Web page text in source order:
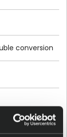
conversion